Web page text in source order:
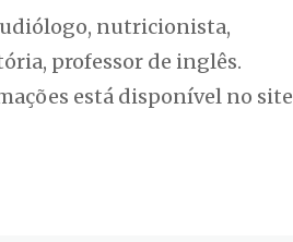
nutricionista,
professor de inglês.
está disponível no site